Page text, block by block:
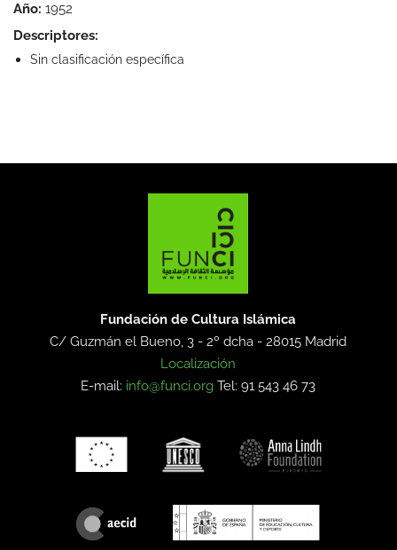
Año: 1952
Descriptores:
Sin clasificación específica
Fundación de Cultura Islámica
C/ Guzmán el Bueno, 3 - 2º dcha -28015 Madrid
Localización
E-mail: info@funci.org Tel: 91 543 46 73